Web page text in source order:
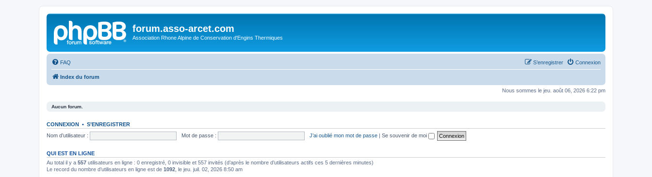
forum.asso-arcet.com
Association Rhone Alpine de Conservation d'Engins Thermiques
FAQ Connexion
S’enregistrer
Index du forum
Nous sommes le jeu. août 06, 2026 6:22 pm
Aucun forum.
CONNEXION • S’ENREGISTRER
Nom d’utilisateur :
Mot de passe : J’ai oublié mon mot de passe | Se souvenir de moi
QUI EST EN LIGNE
Au total il y a 557 utilisateurs en ligne : 0 enregistré, 0 invisible et 557 invités (d’après le nombre d’utilisateurs actifs ces 5 dernières minutes)
Le record du nombre d’utilisateurs en ligne est de 1092 , le jeu. juil. 02, 2026 8:50 am